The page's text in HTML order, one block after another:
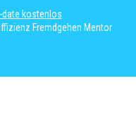
date kostenlos
Fremdgehen Mentor